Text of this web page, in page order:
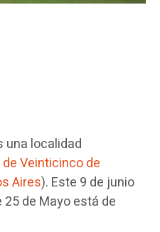
una localidad
Veinticinco de
Aires). Este 9 de junio
de Mayo está de